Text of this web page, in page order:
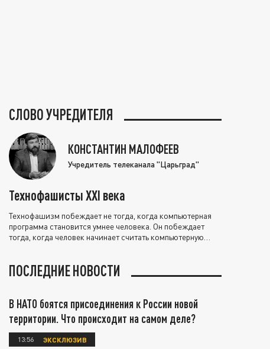
СЛОВО УЧРЕДИТЕЛЯ
КОНСТАНТИН МАЛОФЕЕВ
Учредитель телеканала "Царьград"
Технофашисты XXI века
Технофашизм побеждает не тогда, когда компьютерная
программа становится умнее человека. Он побеждает
тогда, когда человек начинает считать компьютерную
ПОСЛЕДНИЕ НОВОСТИ
В НАТО боятся присоединения к России новой
территории. Что происходит на самом деле?
13:56 ЭКСКЛЮЗИВ